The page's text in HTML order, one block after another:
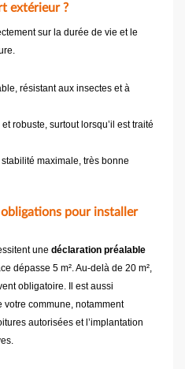
extérieur ?
sur la durée de vie et le
résistant aux insectes et à
robuste, surtout lorsqu’il est traité
stabilité maximale, très bonne
obligations pour installer
une déclaration préalable
dépasse 5 m². Au-delà de 20 m²,
obligatoire. Il est aussi
commune, notamment
autorisées et l’implantation